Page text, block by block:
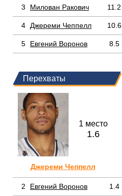
3 Милован Ракович 11.2
4 Джереми Чеппелл 10.6
5 Евгений Воронов 8.5
Перехваты
1 место
1.6
Джереми Чеппелл
2 Евгений Воронов 1.4